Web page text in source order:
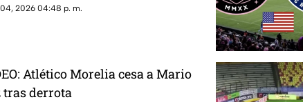
a los 21 años. La noticia fue comunicada
2026 04:48 p. m.
Atlético Morelia cesa a Mario
tras derrota